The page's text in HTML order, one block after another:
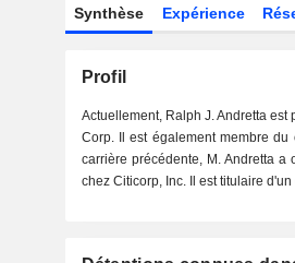
Synthèse Expérience
Profil
Actuellement, Ralph J. Andretta
Corp. Il est également membre
carrière précédente, M. Andretta
chez Citicorp, Inc. Il est titulaire